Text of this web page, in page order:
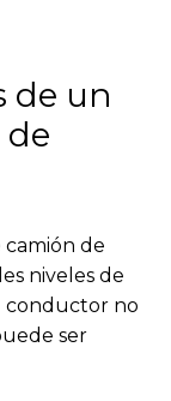
de un
camión de
niveles de
conductor no
ser